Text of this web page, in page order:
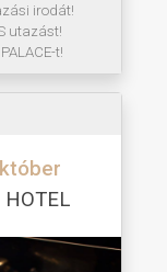
irodát!
utazást!
t!
HOTEL